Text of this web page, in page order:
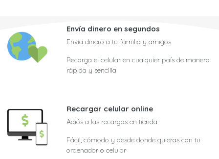
Envía dinero en segundos
Envía dinero a tu familia y amigos
Recarga el celular en cualquier país de manera
rápida y sencilla
Recargar celular online
Adiós a las recargas en tienda
Fácil, cómodo y desde donde quieras con tu
ordenador o celular